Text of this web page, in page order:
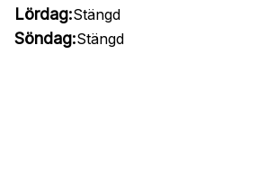
Lördag:Stängd
Söndag:Stängd